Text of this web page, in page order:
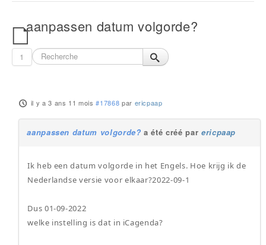
aanpassen datum volgorde?
1
il y a 3 ans 11 mois #17868 par ericpaap
aanpassen datum volgorde? a été créé par ericpaap
Ik heb een datum volgorde in het Engels. Hoe krijg ik de
Nederlandse versie voor elkaar?2022-09-1
Dus 01-09-2022
welke instelling is dat in iCagenda?